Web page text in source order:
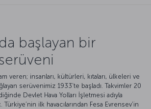
başlayan bir
veren; insanları, kültürleri, kıtaları, ülkeleri ve
serüvenimiz 1933’te başladı. Takvimler 20
Devlet Hava Yolları İşletmesi adıyla
ilk havacılarından Fesa Evrensev’in